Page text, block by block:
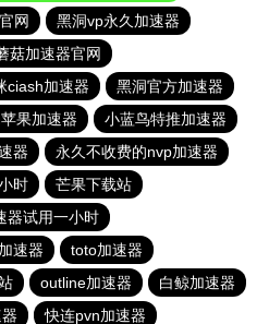
网
黑洞vp永久加速器
菇加速器官网
ciash加速器
黑洞官方加速器
果加速器
小蓝鸟特推加速器
器
永久不收费的nvp加速器
时
芒果下载站
器试用一小时
速器
toto加速器
outline加速器
白鲸加速器
快连pvn加速器